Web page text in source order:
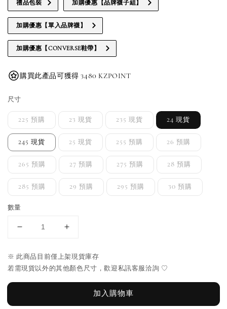
禮品包裝 加購優惠【品牌襪子組】
加購優惠【單入品牌襪】
加購優惠【CONVERSE鞋帶】
購買此產品可獲得 3480 KZPOINT
尺寸
225 預購 23 現貨 235 現貨 24 現貨
245 現貨 25 現貨 255 預購 26 預購
265 預購 27 預購 275 預購 28 預購
285 預購 29 預購 295 預購 30 預購
數量
※ 此商品目前僅上架現貨庫存
若需現貨以外的其他顏色尺寸，歡迎私訊客服洽詢 ♡
加入購物車